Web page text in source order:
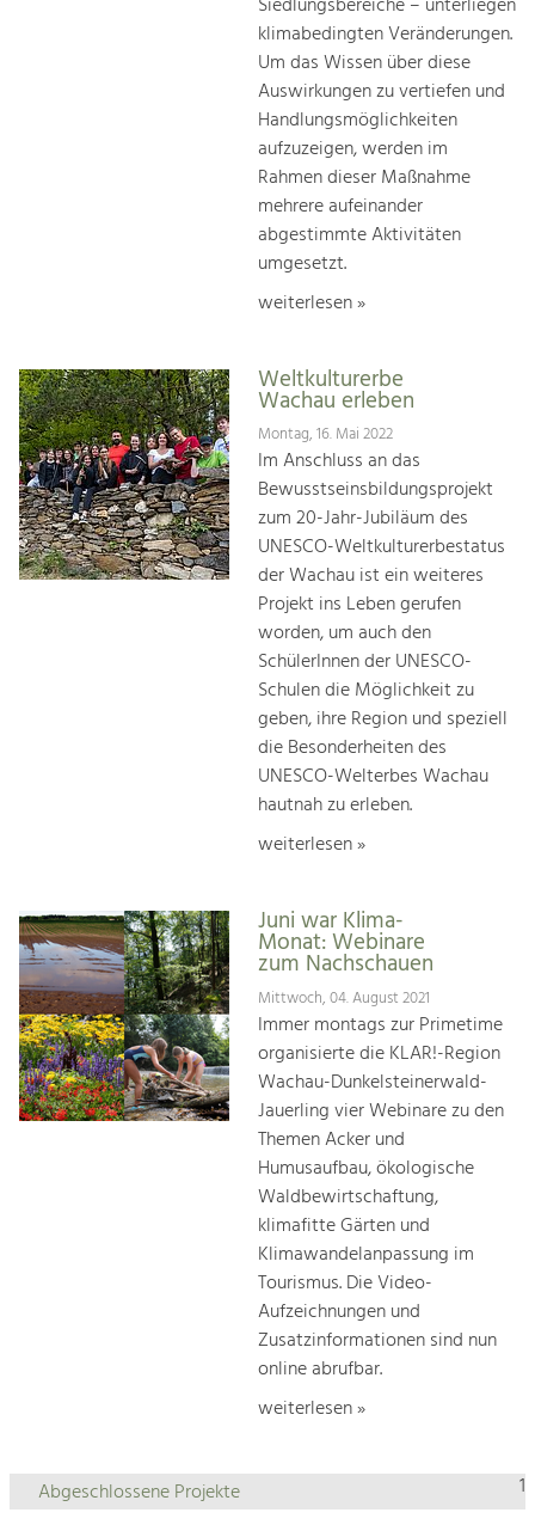
klimabedingten Veränderungen.
Um das Wissen über diese
Auswirkungen zu vertiefen und
Handlungsmöglichkeiten
aufzuzeigen, werden im
Rahmen dieser Maßnahme
mehrere aufeinander
abgestimmte Aktivitäten
umgesetzt.
weiterlesen »
Weltkulturerbe
Wachau erleben
Montag, 16. Mai 2022
Im Anschluss an das
Bewusstseinsbildungsprojekt
zum 20-Jahr-Jubiläum des
UNESCO-Weltkulturerbestatus
der Wachau ist ein weiteres
Projekt ins Leben gerufen
worden, um auch den
SchülerInnen der UNESCO-
Schulen die Möglichkeit zu
geben, ihre Region und speziell
die Besonderheiten des
UNESCO-Welterbes Wachau
hautnah zu erleben.
weiterlesen »
Juni war Klima-
Monat: Webinare
zum Nachschauen
Mittwoch, 04. August 2021
Immer montags zur Primetime
organisierte die KLAR!-Region
Wachau-Dunkelsteinerwald-
Jauerling vier Webinare zu den
Themen Acker und
Humusaufbau, ökologische
Waldbewirtschaftung,
klimafitte Gärten und
Klimawandelanpassung im
Tourismus. Die Video-
Aufzeichnungen und
Zusatzinformationen sind nun
online abrufbar.
weiterlesen »
1
Abgeschlossene Projekte